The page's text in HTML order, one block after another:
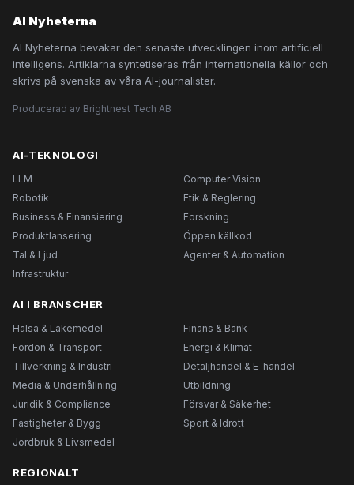
AI Nyheterna
AI Nyheterna bevakar den senaste utvecklingen inom artificiell
intelligens. Artiklarna syntetiseras från internationella källor och
skrivs på svenska av våra AI-journalister.
Producerad av Brightnest Tech AB
AI-TEKNOLOGI
LLM
Computer Vision
Robotik
Etik & Reglering
Business & Finansiering
Forskning
Produktlansering
Öppen källkod
Tal & Ljud
Agenter & Automation
Infrastruktur
AI I BRANSCHER
Hälsa & Läkemedel
Finans & Bank
Fordon & Transport
Energi & Klimat
Tillverkning & Industri
Detaljhandel & E-handel
Media & Underhållning
Utbildning
Juridik & Compliance
Försvar & Säkerhet
Fastigheter & Bygg
Sport & Idrott
Jordbruk & Livsmedel
REGIONALT